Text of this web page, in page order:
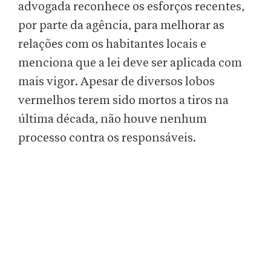
advogada reconhece os esforços recentes,
por parte da agência, para melhorar as
relações com os habitantes locais e
menciona que a lei deve ser aplicada com
mais vigor. Apesar de diversos lobos
vermelhos terem sido mortos a tiros na
última década, não houve nenhum
processo contra os responsáveis.